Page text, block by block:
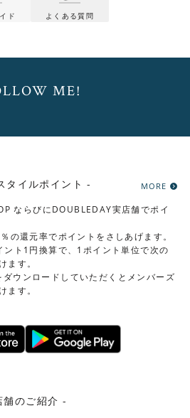
の同梱は出来ません。
す。
送日はご指定いただけますが、時
ド よくある質問
ME!
タイルポイント - MORE
ならびにDOUBLEDAY実店舗でポイ
の還元率でポイントをさしあげます。
ト1円換算で、1ポイント単位で次の
ます。
ダウンロードしていただくとメンバーズ
ます。
舗のご紹介 -